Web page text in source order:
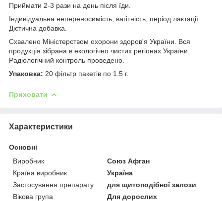
Приймати 2-3 рази на день після їди.
Індивідуальна непереносимість, вагітність, період лактації.
Дієтична добавка.
Схвалено Міністерством охорони здоров'я України. Вся
продукція зібрана в екологічно чистих регіонах України.
Радіологічний контроль проведено.
Упаковка: 20 фільтр пакетів по 1.5 г.
Приховати
Характеристики
Основні
Виробник
Союз Афган
Країна виробник
Україна
Застосування препарату
для щитоподібної залози
Вікова група
Для дорослих